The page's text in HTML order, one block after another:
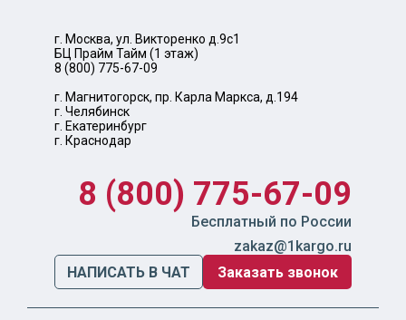
г. Москва, ул. Викторенко д.9с1
БЦ Прайм Тайм (1 этаж)
8 (800) 775-67-09
г. Магнитогорск, пр. Карла Маркса, д.194
г. Челябинск
г. Екатеринбург
г. Краснодар
8 (800) 775-67-09
Бесплатный по России
zakaz@1kargo.ru
НАПИСАТЬ В ЧАТ
Заказать звонок